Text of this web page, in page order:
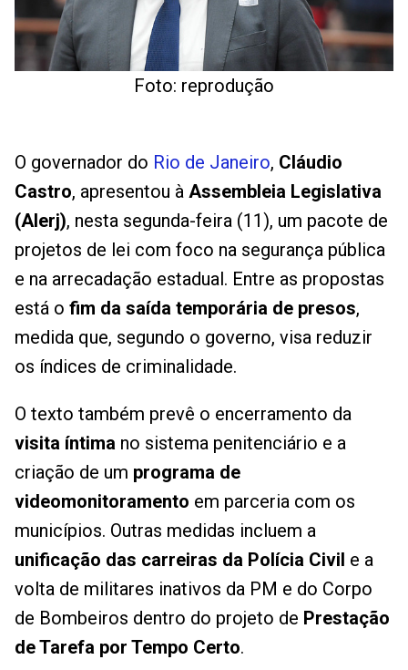
Foto: reprodução
O governador do Rio de Janeiro, Cláudio
Castro, apresentou à Assembleia Legislativa
(Alerj), nesta segunda-feira (11), um pacote de
projetos de lei com foco na segurança pública
e na arrecadação estadual. Entre as propostas
está o fim da saída temporária de presos,
medida que, segundo o governo, visa reduzir
os índices de criminalidade.
O texto também prevê o encerramento da
visita íntima no sistema penitenciário e a
criação de um programa de
videomonitoramento em parceria com os
municípios. Outras medidas incluem a
unificação das carreiras da Polícia Civil e a
volta de militares inativos da PM e do Corpo
de Bombeiros dentro do projeto de Prestação
de Tarefa por Tempo Certo.